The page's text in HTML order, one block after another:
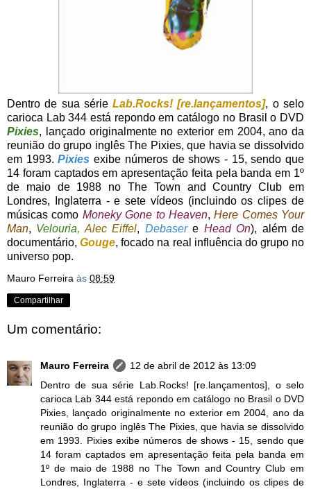
Dentro de sua sérieLab.Rocks! [re.lançamentos], o selo
carioca Lab 344 está repondo em catálogo no Brasil o DVD
Pixies, lançado originalmente no exterior em 2004, ano da
reunião do grupo inglês The Pixies, que havia se dissolvido
em 1993.Pixies exibe números de shows - 15, sendo que
14 foram captados em apresentação feita pela banda em 1º
de maio de 1988 no The Town and Country Club em
Londres, Inglaterra - e sete vídeos (incluindo os clipes de
músicas como Moneky Gone to Heaven,Here Comes Your
Man, Velouria, Alec Eiffel, Debaser e Head On), além de
documentário,Gouge, focado na real influência do grupo no
universo pop.
Mauro Ferreira às 08:59
Compartilhar
Um comentário:
Mauro Ferreira
12 de abril de 2012 às 13:09
Dentro de sua série Lab.Rocks! [re.lançamentos], o selo
carioca Lab 344 está repondo em catálogo no Brasil o DVD
Pixies, lançado originalmente no exterior em 2004, ano da
reunião do grupo inglês The Pixies, que havia se dissolvido
em 1993. Pixies exibe números de shows - 15, sendo que
14 foram captados em apresentação feita pela banda em
1º de maio de 1988 no The Town and Country Club em
Londres, Inglaterra - e sete vídeos (incluindo os clipes de